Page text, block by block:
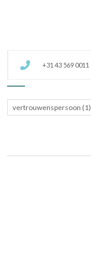
+31 43 569 0011
vertrouwenspersoon (1)